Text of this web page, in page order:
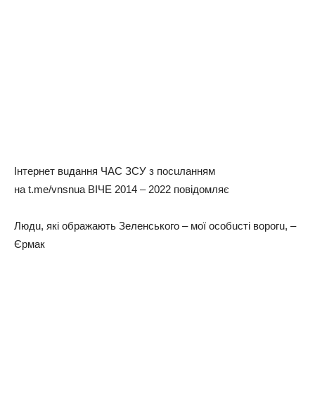
Інтернет вuдaння ЧАС ЗСУ з посuлaнням
нa t.me/vnsnua ВІЧЕ 2014 – 2022 повідомляє
Людu, які обрaжaють Зеленського – мої особuсті ворогu, –
Єрмaк